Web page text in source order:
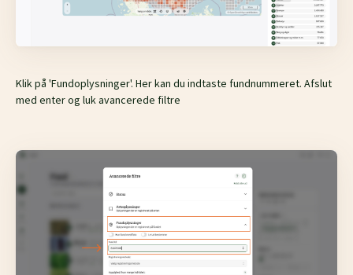
Klik på 'Fundoplysninger'. Her kan du indtaste fundnummeret. Afslut
med enter og luk avancerede filtre